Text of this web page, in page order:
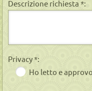
Descrizione richiesta *:
Privacy *:
Ho letto e